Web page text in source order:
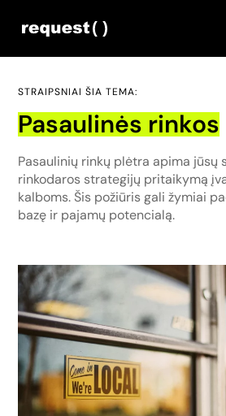
STRAIPSNIAI ŠIA TEMA:
Pasaulinės rinkos
Pasaulinių rinkų plėtra apima jūsų
rinkodaros strategijų pritaikymą
kalboms. Šis požiūris gali žymiai
bazę ir pajamų potencialą.